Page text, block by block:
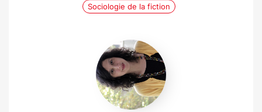
Sociologie de la fiction
Bibia
Pavard